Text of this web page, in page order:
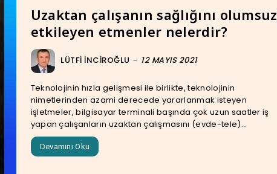
Uzaktan çalışanın sağlığını olumsuz
etkileyen etmenler nelerdir?
LÜTFI İNCIROĞLU - 12 MAYIS 2021
Teknolojinin hızla gelişmesi ile birlikte, teknolojinin
nimetlerinden azami derecede yararlanmak isteyen
işletmeler, bilgisayar ter­minali başında çok uzun saatler iş
yapan çalışanların uzaktan çalışmasını (evde-tele)...
Devamını Oku